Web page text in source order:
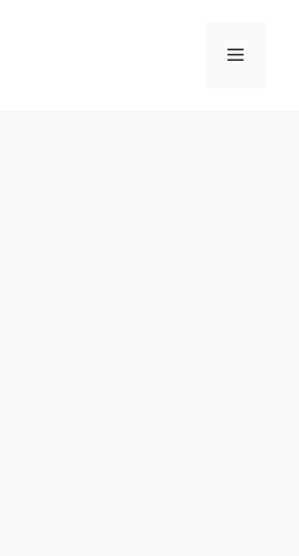
메